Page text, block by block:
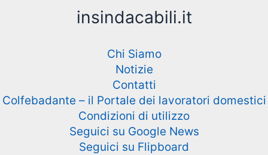
insindacabili.it
Chi Siamo
Notizie
Contatti
Colfebadante – il Portale dei lavoratori domestici
Condizioni di utilizzo
Seguici su Google News
Seguici su Flipboard